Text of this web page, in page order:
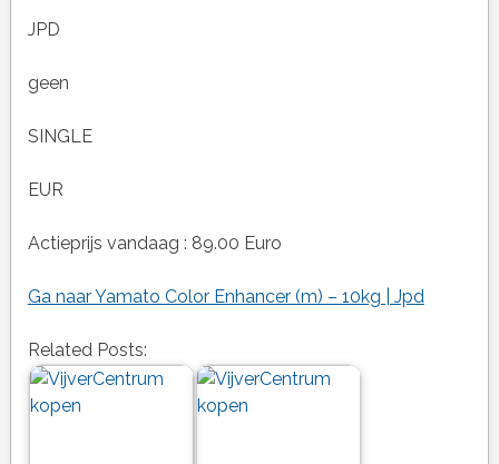
JPD
geen
SINGLE
EUR
Actieprijs vandaag : 89.00 Euro
Ga naar Yamato Color Enhancer (m) – 10kg | Jpd
Related Posts: